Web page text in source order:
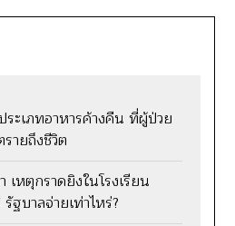
ะเภทอาหารค้างคืน ที่ผู้ป่วย
ายถึงชีวิต
เหตุกราดยิงในโรงเรียน
บาลจ่ายเท่าไหร่?